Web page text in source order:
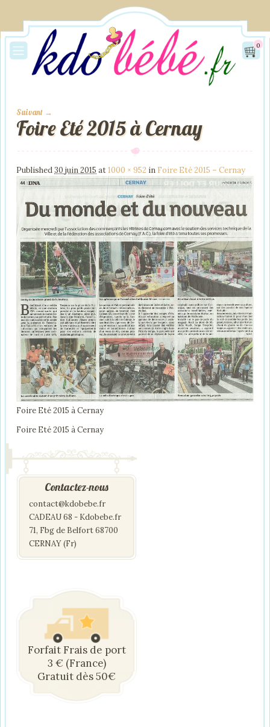
0
Image navigation
Suivant →
Foire Eté 2015 à Cernay
Published30 juin 2015 at1000 × 952 in Foire Eté 2015 – Cernay
Foire Eté 2015 à Cernay
Foire Eté 2015 à Cernay
Contactez-nous
contact@kdobebe.fr
CADEAU 68 - Kdobebe.fr
71, Fbg de Belfort 68700
CERNAY (Fr)
Forfait Frais de port
3 € (France)
Gratuit dès 50€